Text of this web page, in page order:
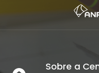
Sobre a